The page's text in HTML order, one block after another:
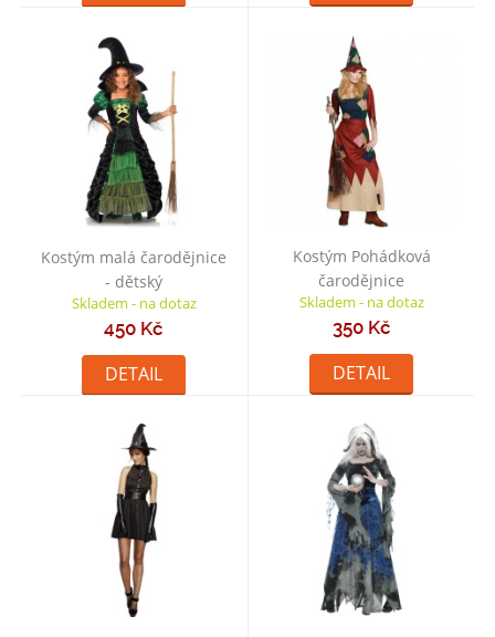
Kostým malá čarodějnice
- dětský
Skladem - na dotaz
450 Kč
DETAIL
Kostým Pohádková
čarodějnice
Skladem - na dotaz
350 Kč
DETAIL